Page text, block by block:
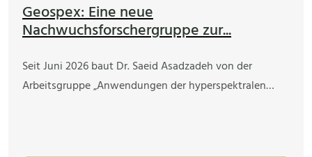
Geospex: Eine neue
Nachwuchsforschergruppe zur...
Seit Juni 2026 baut Dr. Saeid Asadzadeh von der
Arbeitsgruppe „Anwendungen der hyperspektralen…